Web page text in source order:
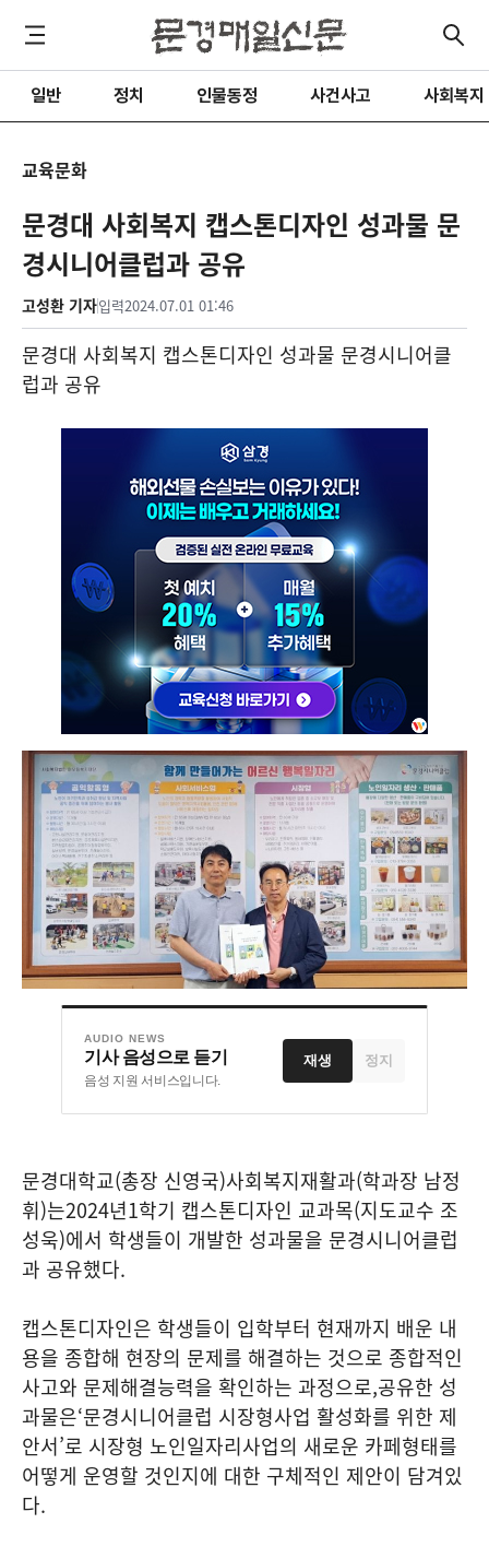
일반 정치 인물동정 사건사고 사회복지
교육문화
문경대 사회복지 캡스톤디자인 성과물 문
경시니어클럽과 공유
고성환 기자입력2024.07.01 01:46
문경대 사회복지 캡스톤디자인 성과물 문경시니어클
럽과 공유
AUDIO NEWS
기사 음성으로 듣기
음성 지원 서비스입니다.
재생 정지
문경대학교(총장 신영국)사회복지재활과(학과장 남정
휘)는2024년1학기 캡스톤디자인 교과목(지도교수 조
성욱)에서 학생들이 개발한 성과물을 문경시니어클럽
과 공유했다.
캡스톤디자인은 학생들이 입학부터 현재까지 배운 내
용을 종합해 현장의 문제를 해결하는 것으로 종합적인
사고와 문제해결능력을 확인하는 과정으로,공유한 성
과물은‘문경시니어클럽 시장형사업 활성화를 위한 제
안서’로 시장형 노인일자리사업의 새로운 카페형태를
어떻게 운영할 것인지에 대한 구체적인 제안이 담겨있
다.